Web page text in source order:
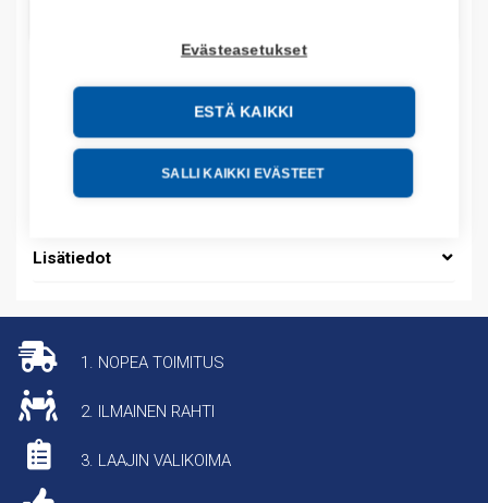
Evästeasetukset
ESTÄ KAIKKI
SALLI KAIKKI EVÄSTEET
Tilauskoodi: E1771KG
Tuotteen tullikoodi: 84718000
Lisätiedot
1. NOPEA TOIMITUS
2. ILMAINEN RAHTI
3. LAAJIN VALIKOIMA